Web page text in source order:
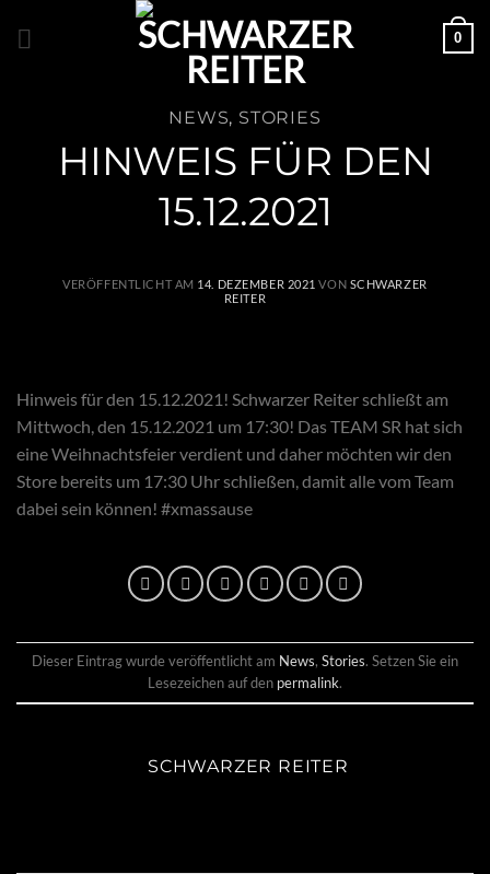
0
NEWS, STORIES
HINWEIS FÜR DEN
15.12.2021
VERÖFFENTLICHT AM 14. DEZEMBER 2021 VON SCHWARZER
REITER
Hinweis für den 15.12.2021! Schwarzer Reiter schließt am
Mittwoch, den 15.12.2021 um 17:30! Das TEAM SR hat sich
eine Weihnachtsfeier verdient und daher möchten wir den
Store bereits um 17:30 Uhr schließen, damit alle vom Team
dabei sein können! #xmassause
Dieser Eintrag wurde veröffentlicht am News, Stories. Setzen Sie ein
Lesezeichen auf den permalink.
SCHWARZER REITER